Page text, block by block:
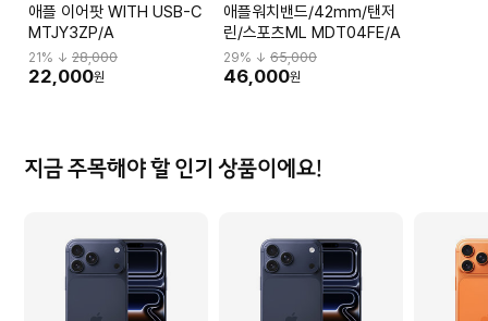
애플 이어팟 WITH USB-C
MTJY3ZP/A
21% ↓ 28,000
22,000원
애플워치밴드/42mm/탠저
린/스포츠ML MDT04FE/A
29% ↓65,000
46,000원
지금 주목해야 할 인기 상품이에요!